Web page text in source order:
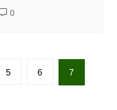
0
5 6 7